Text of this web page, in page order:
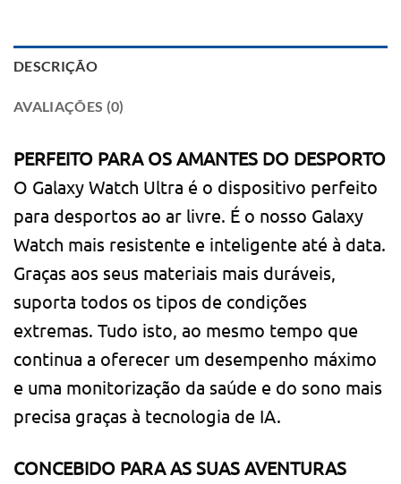
DESCRIÇÃO
AVALIAÇÕES (0)
PERFEITO PARA OS AMANTES DO DESPORTO
O Galaxy Watch Ultra é o dispositivo perfeito
para desportos ao ar livre. É o nosso Galaxy
Watch mais resistente e inteligente até à data.
Graças aos seus materiais mais duráveis,
suporta todos os tipos de condições
extremas. Tudo isto, ao mesmo tempo que
continua a oferecer um desempenho máximo
e uma monitorização da saúde e do sono mais
precisa graças à tecnologia de IA.
CONCEBIDO PARA AS SUAS AVENTURAS